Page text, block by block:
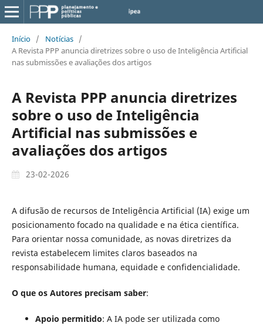
Início / Notícias /
A Revista PPP anuncia diretrizes sobre o uso de Inteligência Artificial
nas submissões e avaliações dos artigos
A Revista PPP anuncia diretrizes
sobre o uso de Inteligência
Artificial nas submissões e
avaliações dos artigos
23-02-2026
A difusão de recursos de Inteligência Artificial (IA) exige um
posicionamento focado na qualidade e na ética científica.
Para orientar nossa comunidade, as novas diretrizes da
revista estabelecem limites claros baseados na
responsabilidade humana, equidade e confidencialidade.
O que os Autores precisam saber:
Apoio permitido: A IA pode ser utilizada como